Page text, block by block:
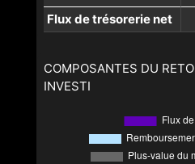
Flux de trésorerie net
COMPOSANTES DU
INVESTI